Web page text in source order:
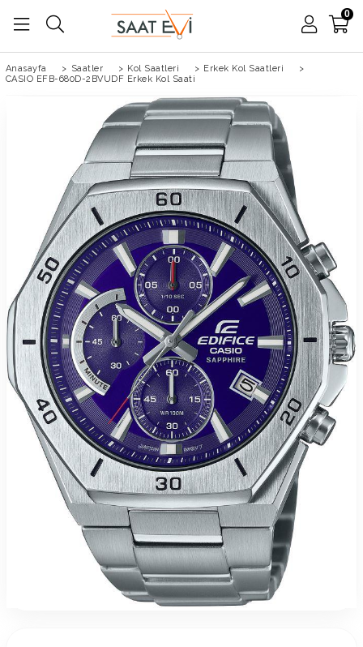
0
Anasayfa > Saatler > Kol Saatleri > Erkek Kol Saatleri
>
CASIO EFB-680D-2BVUDF Erkek Kol Saati